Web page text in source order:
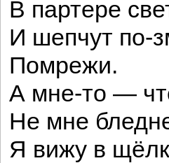
В партере
И шепчут по-
Помрежи.
А мне-то —
Не мне
Я вижу в